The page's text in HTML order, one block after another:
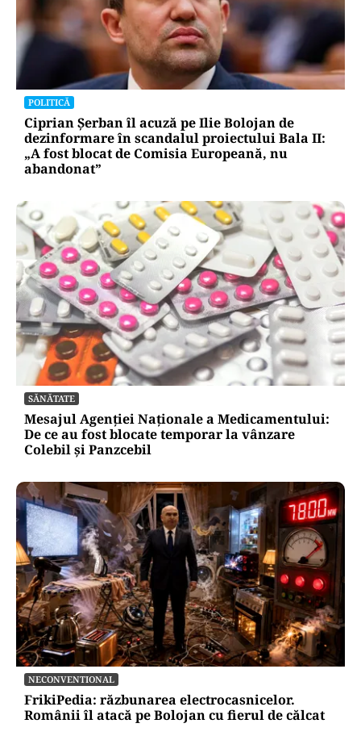
POLITICĂ
Ciprian Șerban îl acuză pe Ilie Bolojan de
dezinformare în scandalul proiectului Bala II:
„A fost blocat de Comisia Europeană, nu
abandonat”
SĂNĂTATE
Mesajul Agenției Naționale a Medicamentului:
De ce au fost blocate temporar la vânzare
Colebil și Panzcebil
NECONVENTIONAL
FrikiPedia: răzbunarea electrocasnicelor.
Românii îl atacă pe Bolojan cu fierul de călcat